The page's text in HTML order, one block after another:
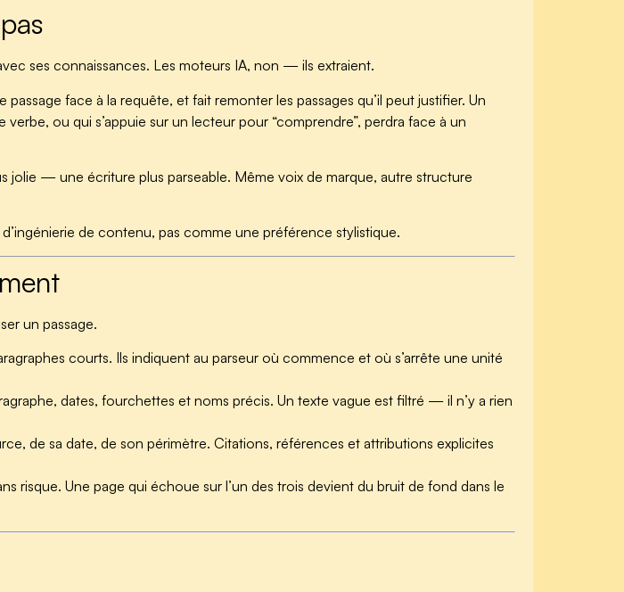
ses connaissances. Les moteurs IA, non — ils extraient.
face à la requête, et fait remonter les passages qu’il peut justifier. Un
ou qui s’appuie sur un lecteur pour “comprendre”, perdra face à un
jolie — une écriture plus parseable. Même voix de marque, autre structure
de contenu, pas comme une préférence stylistique.
un passage.
courts. Ils indiquent au parseur où commence et où s’arrête une unité
dates, fourchettes et noms précis. Un texte vague est filtré — il n’y a rien
de sa date, de son périmètre. Citations, références et attributions explicites
risque. Une page qui échoue sur l’un des trois devient du bruit de fond dans le